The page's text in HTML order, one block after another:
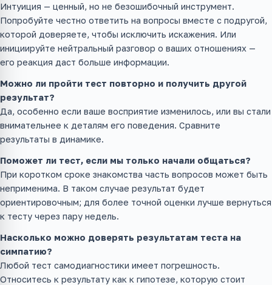
Интуиция — ценный, но не безошибочный инструмент.
Попробуйте честно ответить на вопросы вместе с подругой,
которой доверяете, чтобы исключить искажения. Или
инициируйте нейтральный разговор о ваших отношениях —
его реакция даст больше информации.
Можно ли пройти тест повторно и получить другой
результат?
Да, особенно если ваше восприятие изменилось, или вы стали
внимательнее к деталям его поведения. Сравните
результаты в динамике.
Поможет ли тест, если мы только начали общаться?
При коротком сроке знакомства часть вопросов может быть
неприменима. В таком случае результат будет
ориентировочным; для более точной оценки лучше вернуться
к тесту через пару недель.
Насколько можно доверять результатам теста на
симпатию?
Любой тест самодиагностики имеет погрешность.
Относитесь к результату как к гипотезе, которую стоит